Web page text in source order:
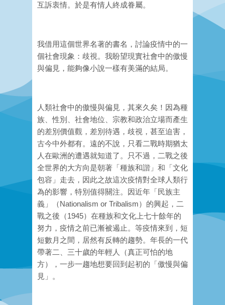
互訴衷情。於是有情人終成眷屬。
我借用這個世界名著的書名，討論疫情中的一
個社會現象：歧視。我盼望現實社會中的傲慢
與偏見，能夠像小說一樣有美滿的結局。
人類社會中的傲慢與偏見，其來久矣！因為種
族、性別、社會地位、宗教和政治立場而產生
的差別價值觀，差別待遇，歧視，甚至迫害，
古今中外都有。遠的不說，只看二戰時期猶太
人在歐洲的遭遇就知道了。只不過，二戰之後
全世界的大方向是朝著「種族和諧」和「文化
包容」走去，因此之故這次疫情對全球人類行
為的影響，特別值得關注。因近年「民族主
義」（Nationalism or Tribalism）的興起，二
戰之後（1945）在種族和文化上七十餘年的
努力，疫情之前已漸被遏止。等疫情來到，短
短數月之間，居然有反轉的趨勢。年長的一代
帶著二、三十歲的年輕人（真正可怕的地
方），一步一趨地想要回到起初的「傲慢與偏
見」。